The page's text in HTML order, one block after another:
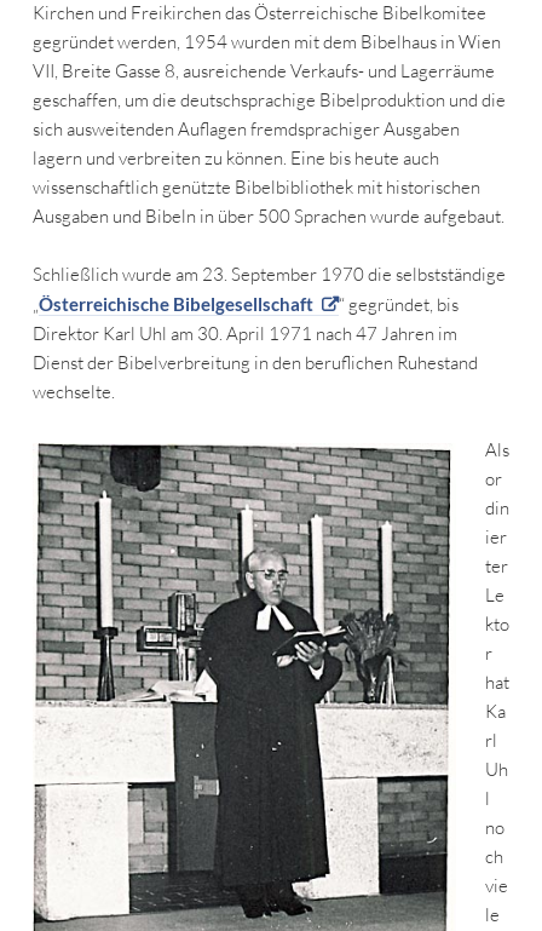
Kirchen und Freikirchen das Österreichische Bibelkomitee
gegründet werden, 1954 wurden mit dem Bibelhaus in Wien
VII, Breite Gasse 8, ausreichende Verkaufs- und Lagerräume
geschaffen, um die deutschsprachige Bibelproduktion und die
sich ausweitenden Auflagen fremdsprachiger Ausgaben
lagern und verbreiten zu können. Eine bis heute auch
wissenschaftlich genützte Bibelbibliothek mit historischen
Ausgaben und Bibeln in über 500 Sprachen wurde aufgebaut.
Schließlich wurde am 23. September 1970 die selbstständige
„Österreichische Bibelgesellschaft
“ gegründet, bis
Direktor Karl Uhl am 30. April 1971 nach 47 Jahren im
Dienst der Bibelverbreitung in den beruflichen Ruhestand
wechselte.
Als
or
din
ier
ter
Le
kto
r
hat
Ka
rl
Uh
l
no
ch
vie
le